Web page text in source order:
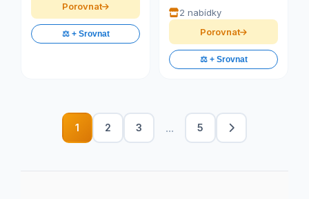
Porovnat
⚖️ + Srovnat
2 nabídky
Porovnat
⚖️ + Srovnat
1 2 3 ... 5